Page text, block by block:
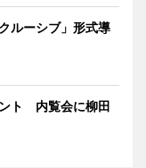
ルーシブ」形式導
ト 内覧会に柳田